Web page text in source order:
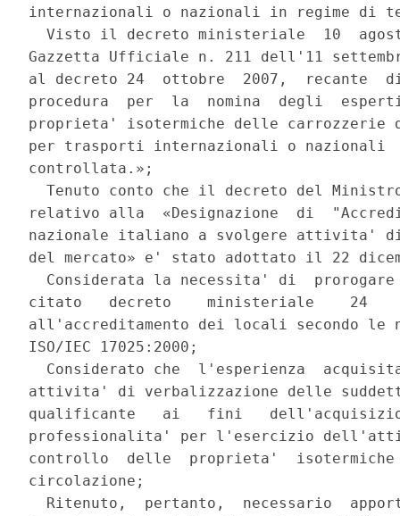
internazionali o nazionali in regime di
Visto il decreto ministeriale  10
Gazzetta Ufficiale n. 211 dell'11
al decreto 24  ottobre  2007,  recante
procedura  per  la  nomina  degli
proprieta' isotermiche delle
per trasporti internazionali o nazionali
controllata.»;
Tenuto conto che il decreto del
relativo alla  «Designazione  di
nazionale italiano a svolgere attivita' di
del mercato» e' stato adottato il 22
Considerata la necessita' di
citato   decreto    ministeriale    24
all'accreditamento dei locali secondo le
ISO/IEC 17025:2000;
Considerato che  l'esperienza
attivita' di verbalizzazione delle
qualificante   ai   fini
professionalita' per l'esercizio
controllo  delle  proprieta'
circolazione;
Ritenuto,  pertanto,  necessario